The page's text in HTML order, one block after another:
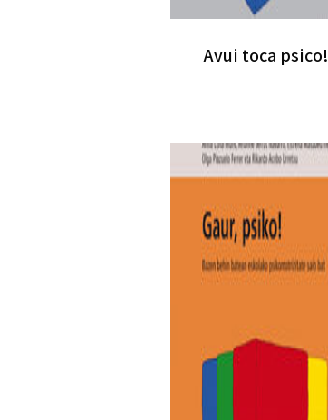
Avui toca psico!